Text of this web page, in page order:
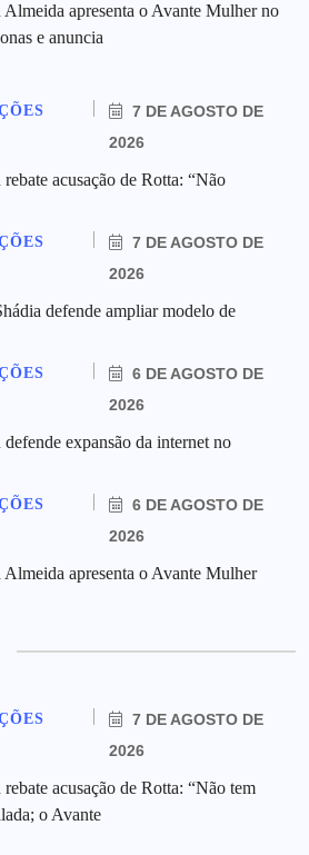
apresenta o Avante Mulher no
e anuncia
7 DE AGOSTO DE
2026
acusação de Rotta: “Não
7 DE AGOSTO DE
2026
defende ampliar modelo de
6 DE AGOSTO DE
2026
expansão da internet no
6 DE AGOSTO DE
2026
apresenta o Avante Mulher
7 DE AGOSTO DE
2026
acusação de Rotta: “Não tem
o Avante